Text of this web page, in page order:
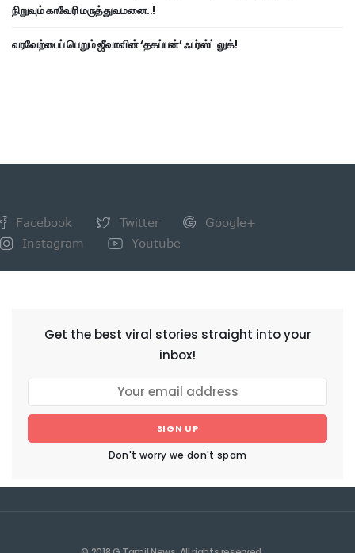
நிறுவும் காவேரி மருத்துவமனை..!
வரவேற்பைப் பெறும் ஜீவாவின் ‘தகப்பன்’ ஃபர்ஸ்ட் லுக்!
Facebook Twitter
Google+
Instagram
Youtube
Get the best viral stories straight into your
inbox!
SIGN UP
Don't worry we don't spam